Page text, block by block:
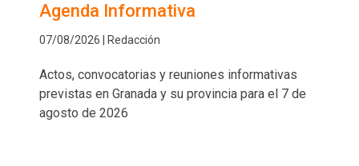
Agenda Informativa
07/08/2026 | Redacción
Actos, convocatorias y reuniones informativas
previstas en Granada y su provincia para el 7 de
agosto de 2026